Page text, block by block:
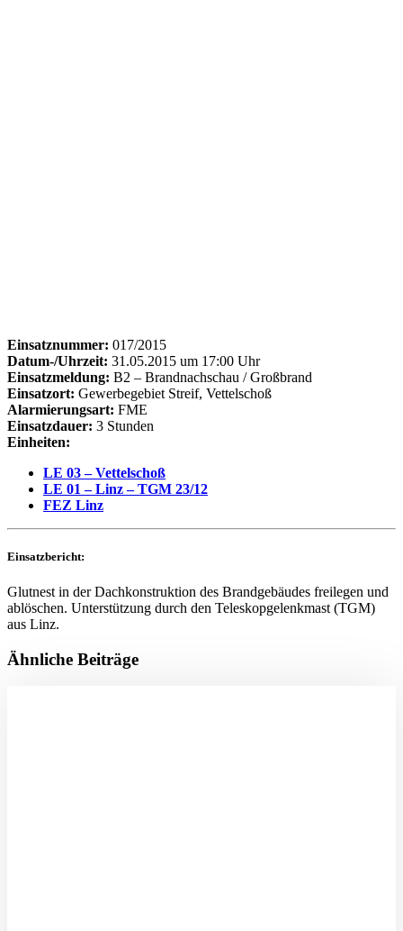
Einsatznummer: 017/2015
Datum-/Uhrzeit: 31.05.2015 um 17:00 Uhr
Einsatzmeldung: B2 – Brandnachschau / Großbrand
Einsatzort: Gewerbegebiet Streif, Vettelschoß
Alarmierungsart: FME
Einsatzdauer: 3 Stunden
Einheiten:
LE 03 – Vettelschoß
LE 01 – Linz – TGM 23/12
FEZ Linz
Einsatzbericht:
Glutnest in der Dachkonstruktion des Brandgebäudes freilegen und
ablöschen. Unterstützung durch den Teleskopgelenkmast (TGM)
aus Linz.
Ähnliche Beiträge